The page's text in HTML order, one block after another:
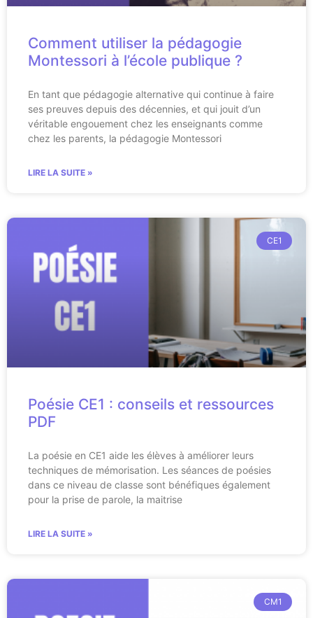
Comment utiliser la pédagogie
Montessori à l’école publique ?
En tant que pédagogie alternative qui continue à faire
ses preuves depuis des décennies, et qui jouit d’un
véritable engouement chez les enseignants comme
chez les parents, la pédagogie Montessori
LIRE LA SUITE »
CE1
Poésie CE1 : conseils et ressources
PDF
La poésie en CE1 aide les élèves à améliorer leurs
techniques de mémorisation. Les séances de poésies
dans ce niveau de classe sont bénéfiques également
pour la prise de parole, la maitrise
LIRE LA SUITE »
CM1